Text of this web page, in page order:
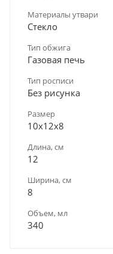
Материалы утвари
Стекло
Тип обжига
Газовая печь
Тип росписи
Без рисунка
Размер
10х12х8
Длина, см
12
Ширина, см
8
Объем, мл
340